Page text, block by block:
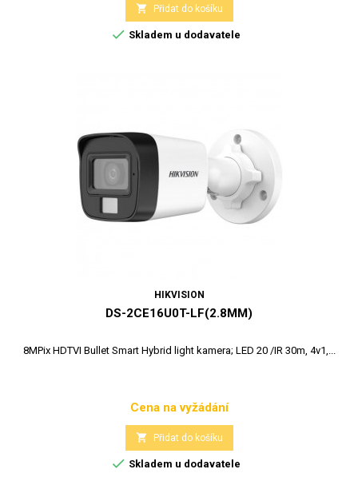
 Přidat do košíku
 Skladem u dodavatele
HIKVISION
DS-2CE16U0T-LF(2.8MM)
8MPix HDTVI Bullet Smart Hybrid light kamera; LED 20 /IR 30m, 4v1,...
Cena
Cena na vyžádání
 Přidat do košíku
 Skladem u dodavatele